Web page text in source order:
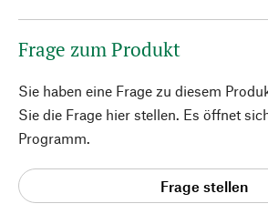
Frage zum Produkt
Sie haben eine Frage zu diesem
Sie die Frage hier stellen. Es öffnet
Programm.
Frage stellen